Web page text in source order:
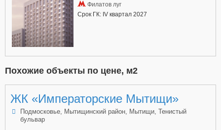
Филатов луг
Срок ГК: IV квартал 2027
Похожие объекты по цене, м2
ЖК «Императорские Мытищи»
Подмосковье, Мытищинский район, Мытищи, Тенистый
бульвар